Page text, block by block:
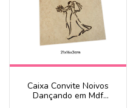
Caixa Convite Noivos
Dançando em Mdf